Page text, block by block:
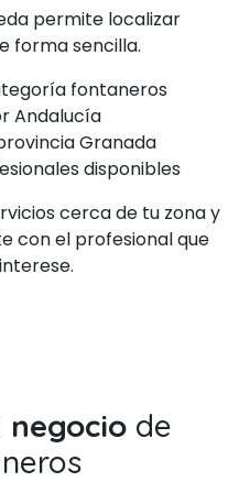
permite localizar
forma sencilla.
fontaneros
Andalucía
Granada
disponibles
cerca de tu zona y
con el profesional que
de